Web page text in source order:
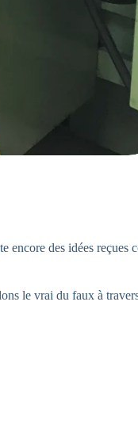
des idées reçues
le vrai du faux à